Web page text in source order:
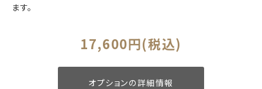
ます。
17,600円(税込)
オプションの詳細情報